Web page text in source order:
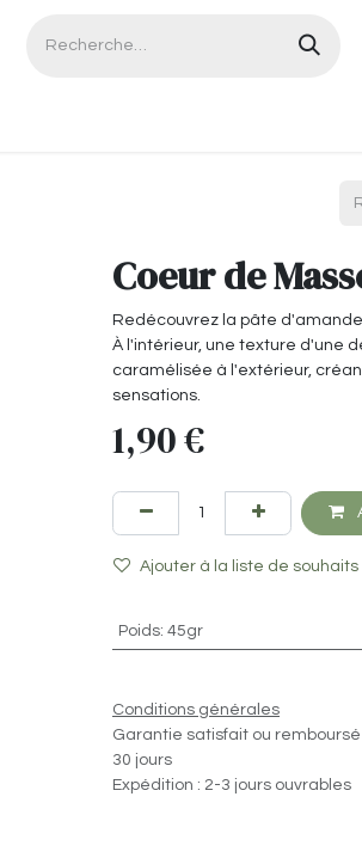
Coeur de
Redécouvrez la pâte
À l'intérieur, une texture d'une
caramélisée à l'extérieur,
sensations.
1,90€
Ajouter à la liste de souhaits
Poids: 45gr
Conditions générales
Garantie satisfait ou
30 jours
Expédition : 2-3 jours ouvrables